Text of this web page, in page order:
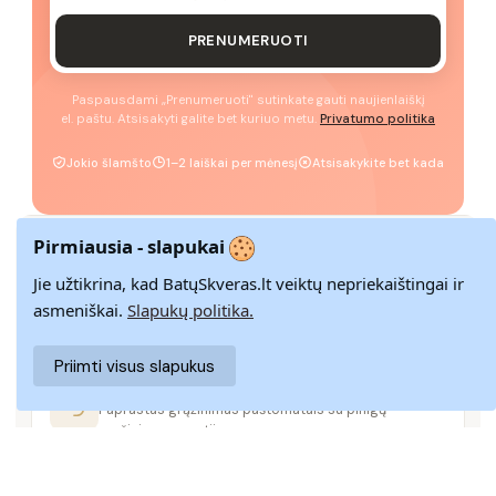
PRENUMERUOTI
Paspausdami „Prenumeruoti" sutinkate gauti naujienlaiškį
el. paštu. Atsisakyti galite bet kuriuo metu. Privatumo politika
Jokio šlamšto 1–2 laiškai per mėnesį Atsisakykite bet kada
GREITAS PRISTATYMAS
Pristatome visoje Lietuvoje per 3–9 d. d.
14 DIENŲ GRĄŽINIMAS
Paprastas grąžinimas paštomatais su pinigų
grąžinimo garantija
Pirmiausia - slapukai
Jie užtikrina, kad BatųSkveras.lt veiktų nepriekaištingai ir
asmeniškai. Slapukų politika.
Priimti visus slapukus